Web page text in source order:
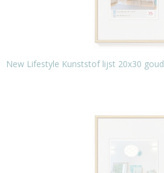
New Lifestyle Kunststof lijst 20x30 goud